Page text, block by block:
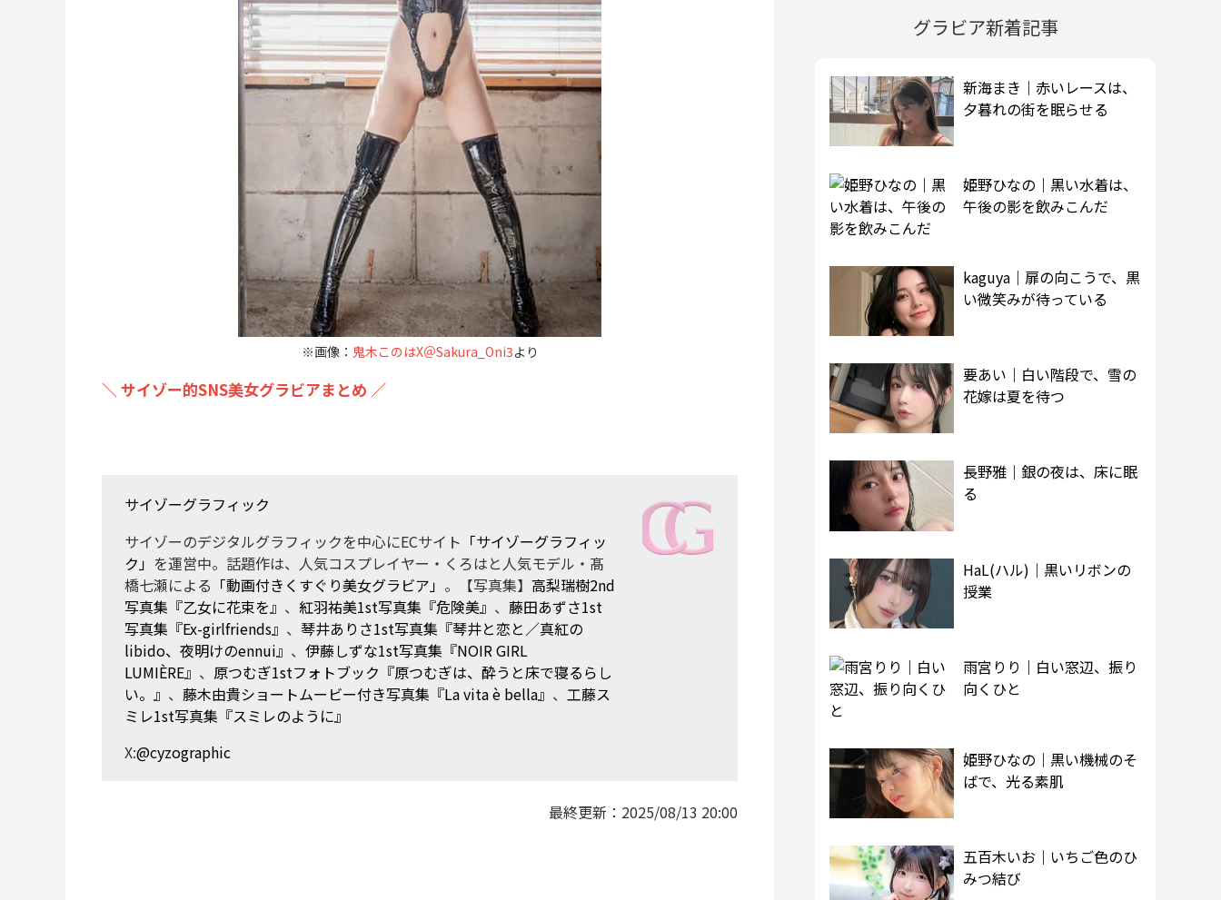
※画像： 鬼木このはX＠Sakura_Oni3より
＼ サイゾー的SNS美女グラビアまとめ ／
サイゾーグラフィック
サイゾーのデジタルグラフィックを中心にECサイト 「サイゾーグラフィッ
ク」 を運営中。話題作は、人気コスプレイヤー・くろはと人気モデル・髙
橋七瀬による 「動画付きくすぐり美女グラビア」 。【写真集】 高梨瑞樹2nd
写真集『乙女に花束を』 、 紅羽祐美1st写真集『危険美』 、 藤田あずさ1st
写真集『Ex-girlfriends』 、 琴井ありさ1st写真集『琴井と恋と／真紅の
libido、夜明けのennui』 、 伊藤しずな1st写真集『NOIR GIRL
LUMIÈRE』 、 原つむぎ1stフォトブック『原つむぎは、酔うと床で寝るらし
い。』 、 藤木由貴ショートムービー付き写真集『La vita è bella』 、 工藤ス
ミレ1st写真集『スミレのように』
X:@cyzographic
最終更新： 2025/08/13 20:00
グラビア新着記事
新海まき｜赤いレースは、
夕暮れの街を眠らせる
姫野ひなの｜黒い水着は、
午後の影を飲みこんだ
kaguya｜扉の向こうで、黒
い微笑みが待っている
要あい｜白い階段で、雪の
花嫁は夏を待つ
長野雅｜銀の夜は、床に眠
る
HaL(ハル)｜黒いリボンの
授業
雨宮りり｜白い窓辺、振り
向くひと
姫野ひなの｜黒い機械のそ
ばで、光る素肌
五百木いお｜いちご色のひ
みつ結び